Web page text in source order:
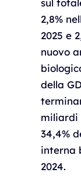
sul
2,8%
2025 e
nuovo
della
miliardi
34,4%
interna
2024.